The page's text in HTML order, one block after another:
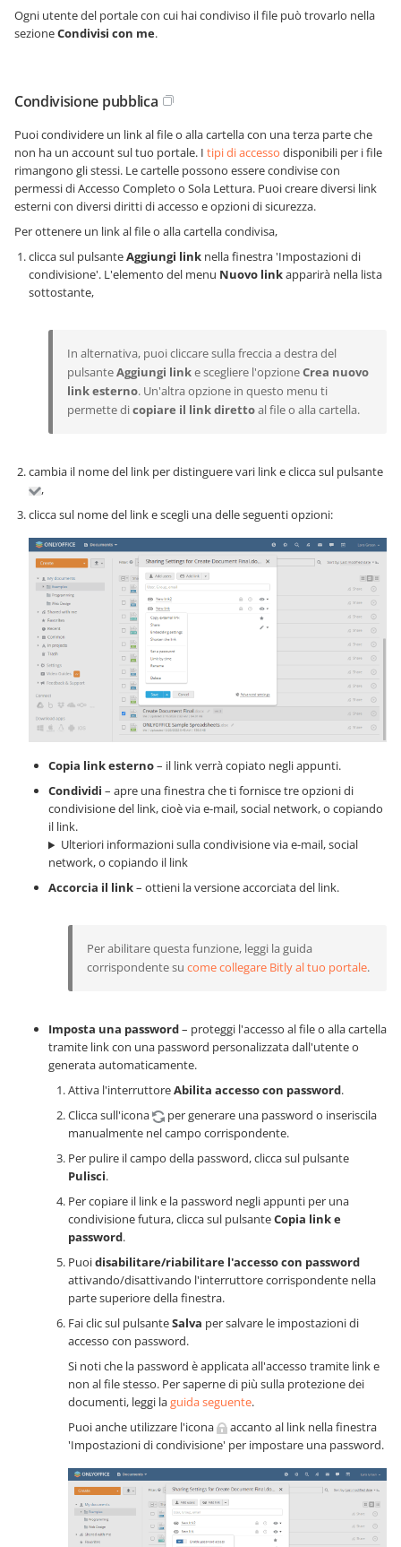
Ogni utente del portale con cui hai condiviso il file può trovarlo nella
sezioneCondivisi con me.
Condivisione pubblica
Puoi condividere un link al file o alla cartella con una terza parte che
non ha un account sul tuo portale. I tipi di accesso disponibili per i file
rimangono gli stessi. Le cartelle possono essere condivise con
permessi di Accesso Completo o Sola Lettura. Puoi creare diversi link
esterni con diversi diritti di accesso e opzioni di sicurezza.
Per ottenere un link al file o alla cartella condivisa,
clicca sul pulsanteAggiungi link nella finestra 'Impostazioni di
condivisione'. L'elemento del menu Nuovo linkapparirà nella lista
sottostante,
In alternativa, puoi cliccare sulla freccia a destra del
pulsanteAggiungi linke scegliere l'opzioneCrea nuovo
link esterno. Un'altra opzione in questo menu ti
permette dicopiare il link direttoal file o alla cartella.
cambia il nome del link per distinguere vari link e clicca sul pulsante
,
clicca sul nome del link e scegli una delle seguenti opzioni:
Copia link esterno– il link verrà copiato negli appunti.
Condividi – apre una finestra che ti fornisce tre opzioni di
condivisione del link, cioè via e-mail, social network, o copiando
il link.
Ulteriori informazioni sulla condivisione via e-mail, social
network, o copiando il link
Accorcia il link– ottieni la versione accorciata del link.
Per abilitare questa funzione, leggi la guida
corrispondente su come collegare Bitly al tuo portale.
Imposta una password– proteggi l'accesso al file o alla cartella
tramite link con una password personalizzata dall'utente o
generata automaticamente.
Attiva l'interruttoreAbilita accesso con password.
Clicca sull'icona
per generare una password o inseriscila
manualmente nel campo corrispondente.
Per pulire il campo della password, clicca sul pulsante
Pulisci.
Per copiare il link e la password negli appunti per una
condivisione futura, clicca sul pulsanteCopia link e
password.
Puoidisabilitare/riabilitare l'accesso con password
attivando/disattivando l'interruttore corrispondente nella
parte superiore della finestra.
Fai clic sul pulsanteSalva per salvare le impostazioni di
accesso con password.
Si noti che la password è applicata all'accesso tramite link e
non al file stesso. Per saperne di più sulla protezione dei
documenti, leggi laguida seguente.
Puoi anche utilizzare l'icona
accanto al link nella finestra
'Impostazioni di condivisione' per impostare una password.